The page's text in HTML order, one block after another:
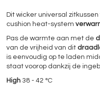
Dit wicker universal
cushion heat-system
Pas de warmte aan met de
van de vrijheid van dit
is eenvoudig op te laden
staat voorop dankzij de
High 38 - 42 °C